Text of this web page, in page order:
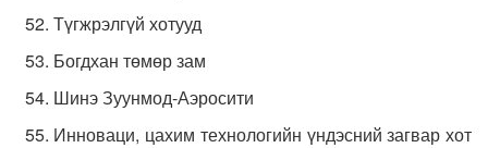
Түгжрэлгүй хотууд
Богдхан төмөр зам
Шинэ Зуунмод-Аэросити
Инноваци, цахим технологийн үндэсний загвар хот